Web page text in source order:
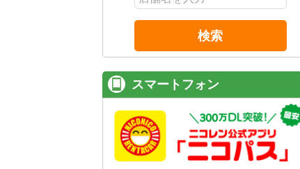
検索
スマートフォン